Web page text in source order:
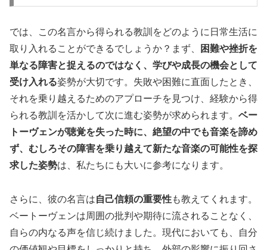
では、この名言から得られる教訓をどのように日常生活に
取り入れることができるでしょうか？まず、
困難や挫折を
単なる障害と捉えるのではなく、学びや成長の機会として
受け入れる姿勢が大切です。失敗や困難に直面したとき、
それを乗り越えるためのアプローチを見つけ、経験から得
られる教訓を活かして次に進む姿勢が求められます。 ベー
トーヴェンが聴覚を失った時に、絶望の中でも音楽を諦め
ず、むしろその障害を乗り越えて新たな音楽の可能性を探
求した姿勢は、私たちにも大いに参考になります。
さらに、彼の名言は自己信頼の重要性も教えてくれます。
ベートーヴェンは周囲の批判や期待に流されることなく、
自らの内なる声を信じ続けました。現代においても、自分